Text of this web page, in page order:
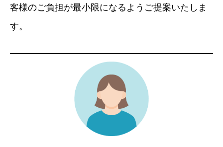
客様のご負担が最小限になるようご提案いたしま
す。